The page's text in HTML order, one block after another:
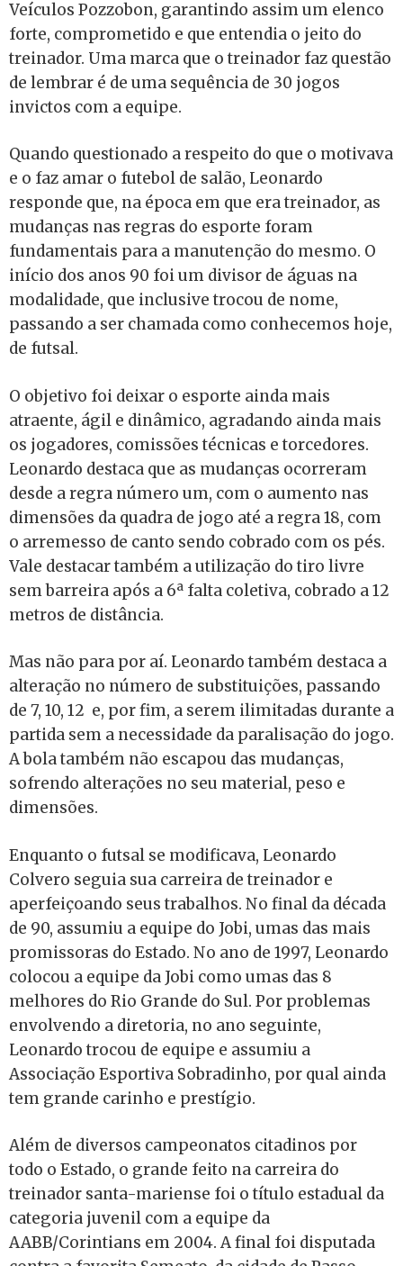
Veículos Pozzobon, garantindo assim um elenco
forte, comprometido e que entendia o jeito do
treinador. Uma marca que o treinador faz questão
de lembrar é de uma sequência de 30 jogos
invictos com a equipe.
Quando questionado a respeito do que o motivava
e o faz amar o futebol de salão, Leonardo
responde que, na época em que era treinador, as
mudanças nas regras do esporte foram
fundamentais para a manutenção do mesmo. O
início dos anos 90 foi um divisor de águas na
modalidade, que inclusive trocou de nome,
passando a ser chamada como conhecemos hoje,
de futsal.
O objetivo foi deixar o esporte ainda mais
atraente, ágil e dinâmico, agradando ainda mais
os jogadores, comissões técnicas e torcedores.
Leonardo destaca que as mudanças ocorreram
desde a regra número um, com o aumento nas
dimensões da quadra de jogo até a regra 18, com
o arremesso de canto sendo cobrado com os pés.
Vale destacar também a utilização do tiro livre
sem barreira após a 6ª falta coletiva, cobrado a 12
metros de distância.
Mas não para por aí. Leonardo também destaca a
alteração no número de substituições, passando
de 7, 10, 12 e, por fim, a serem ilimitadas durante a
partida sem a necessidade da paralisação do jogo.
A bola também não escapou das mudanças,
sofrendo alterações no seu material, peso e
dimensões.
Enquanto o futsal se modificava, Leonardo
Colvero seguia sua carreira de treinador e
aperfeiçoando seus trabalhos. No final da década
de 90, assumiu a equipe do Jobi, umas das mais
promissoras do Estado. No ano de 1997, Leonardo
colocou a equipe da Jobi como umas das 8
melhores do Rio Grande do Sul. Por problemas
envolvendo a diretoria, no ano seguinte,
Leonardo trocou de equipe e assumiu a
Associação Esportiva Sobradinho, por qual ainda
tem grande carinho e prestígio.
Além de diversos campeonatos citadinos por
todo o Estado, o grande feito na carreira do
treinador santa-mariense foi o título estadual da
categoria juvenil com a equipe da
AABB/Corintians em 2004. A final foi disputada